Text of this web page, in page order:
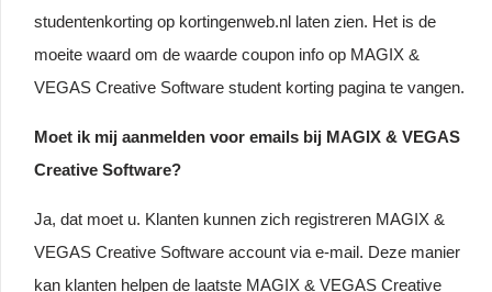
studentenkorting op kortingenweb.nl laten zien. Het is de
moeite waard om de waarde coupon info op MAGIX &
VEGAS Creative Software student korting pagina te vangen.
Moet ik mij aanmelden voor emails bij MAGIX & VEGAS
Creative Software?
Ja, dat moet u. Klanten kunnen zich registreren MAGIX &
VEGAS Creative Software account via e-mail. Deze manier
kan klanten helpen de laatste MAGIX & VEGAS Creative